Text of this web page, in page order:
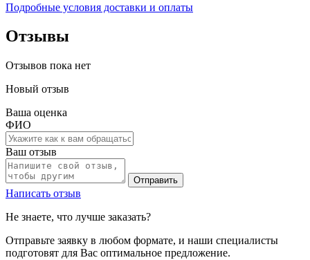
Подробные условия доставки и оплаты
Отзывы
Отзывов пока нет
Новый отзыв
Ваша оценка
ФИО
Ваш отзыв
Отправить
Написать отзыв
Не знаете, что лучше заказать?
Отправьте заявку в любом формате, и наши специалисты
подготовят для Вас оптимальное предложение.